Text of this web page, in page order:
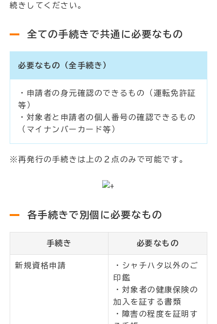
続きしてください。
全ての手続きで共通に必要なもの
必要なもの（全手続き）
・申請者の身元確認のできるもの（運転免許証
等）
・対象者と申請者の個人番号の確認できるもの
（マイナンバーカード等）
※再発行の手続きは上の２点のみで可能です。
各手続きで別個に必要なもの
手続き 必要なもの
新規資格申請
・シャチハタ以外のご
印鑑
・対象者の健康保険の
加入を証する書類
・障害の程度を証明す